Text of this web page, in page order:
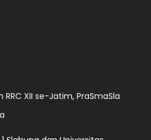
XII se-Jatim, PraSmaSla